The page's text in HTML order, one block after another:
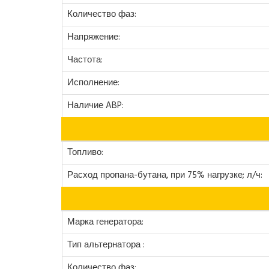
Количество фаз:
Напряжение:
Частота:
Исполнение:
Наличие ABP:
Топливо:
Расход пропана-бутана, при 75% нагрузке; л/ч:
Марка генератора:
Тип альтернатора :